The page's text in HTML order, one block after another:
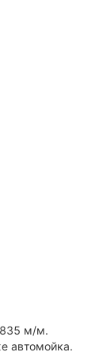
и
а также
шопинга и
и
для
м/м.
автомойка.